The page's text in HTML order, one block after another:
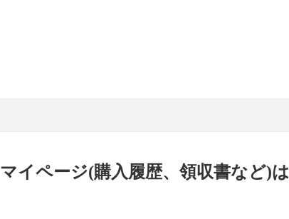
マイページ(購入履歴、領収書など)は